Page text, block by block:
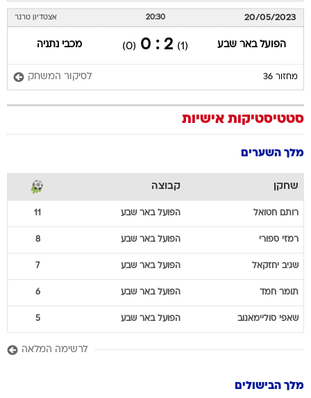
20/05/2023
20:30 אצטדיון טרנר
הפועל באר שבע (1)
2 : 0
(0) מכבי נתניה
מחזור 36 לסיקור המשחק
סטטיסטיקות אישיות
מלך השערים
שחקן קבוצה
רותם חטואל הפועל באר שבע 11
רמזי ספורי הפועל באר שבע 8
שגיב יחזקאל הפועל באר שבע 7
תומר חמד הפועל באר שבע 6
שאפי סוליימאנוב הפועל באר שבע 5
לרשימה המלאה
מלך הבישולים